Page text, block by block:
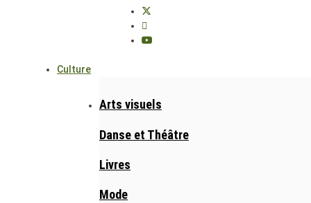
Culture
Arts visuels
Danse et Théâtre
Livres
Mode